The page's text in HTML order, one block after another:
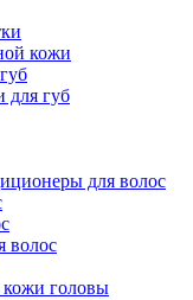
кожи
для губ
для волос
волос
головы